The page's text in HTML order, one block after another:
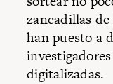
zancadillas
han puesto a
digitalizadas.